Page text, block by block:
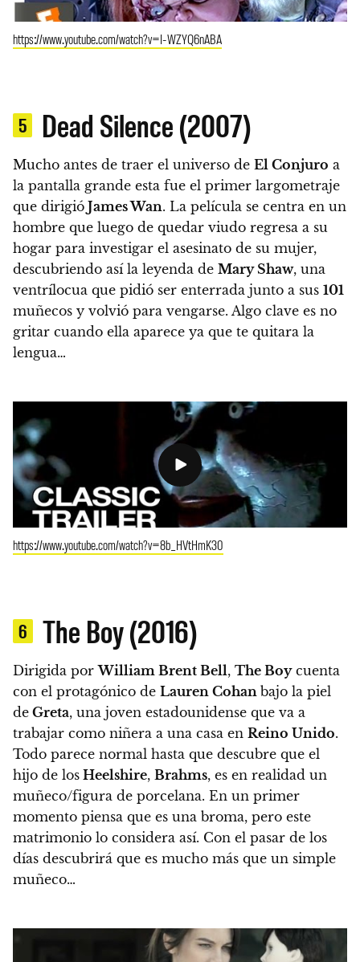
https://www.youtube.com/watch?v=I-WZYQ6nABA
5 Dead Silence (2007)
Mucho antes de traer el universo de El Conjuro a
la pantalla grande esta fue el primer largometraje
que dirigió James Wan. La película se centra en un
hombre que luego de quedar viudo regresa a su
hogar para investigar el asesinato de su mujer,
descubriendo así la leyenda de Mary Shaw, una
ventrílocua que pidió ser enterrada junto a sus 101
muñecos y volvió para vengarse. Algo clave es no
gritar cuando ella aparece ya que te quitara la
lengua…
https://www.youtube.com/watch?v=8b_HVtHmK30
6 The Boy (2016)
Dirigida porWilliam Brent Bell, The Boycuenta
con el protagónico de Lauren Cohan bajo la piel
de Greta, una joven estadounidense que va a
trabajar como niñera a una casa en Reino Unido.
Todo parece normal hasta que descubre que el
hijo de los Heelshire, Brahms, es en realidad un
muñeco/figura de porcelana. En un primer
momento piensa que es una broma, pero este
matrimonio lo considera así. Con el pasar de los
días descubrirá que es mucho más que un simple
muñeco…